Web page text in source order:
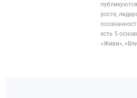
росте,
есть 5
«Живи»,